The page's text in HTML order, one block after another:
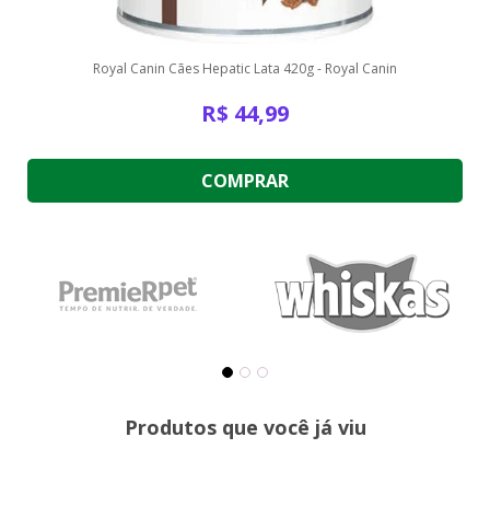
Royal Canin Cães Hepatic Lata 420g - Royal Canin
R$ 44,99
COMPRAR
Produtos que você já viu